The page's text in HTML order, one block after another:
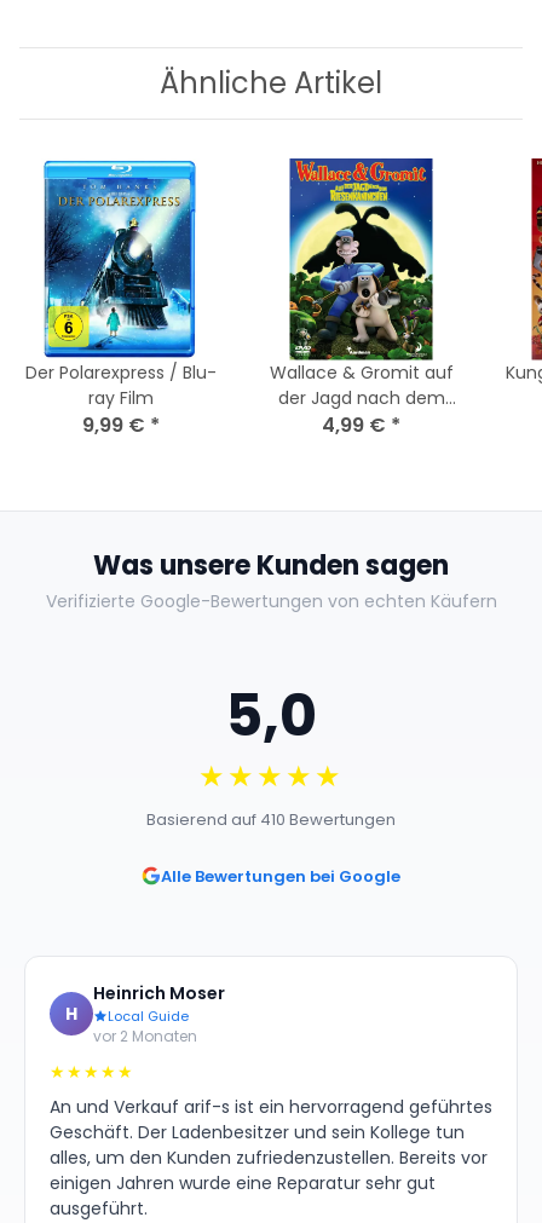
Ähnliche Artikel
Der Polarexpress / Blu-
ray Film
9,99 € *
Wallace & Gromit auf
der Jagd nach dem
Riesenkaninchen / DVD
4,99 € *
Was unsere Kunden sagen
Verifizierte Google-Bewertungen von echten Käufern
5,0
★★★★★
Basierend auf 410 Bewertungen
Alle Bewertungen bei Google
H
Heinrich Moser
Local Guide
vor 2 Monaten
★★★★★
An und Verkauf arif-s ist ein hervorragend geführtes
Geschäft. Der Ladenbesitzer und sein Kollege tun
alles, um den Kunden zufriedenzustellen. Bereits vor
einigen Jahren wurde eine Reparatur sehr gut
ausgeführt.